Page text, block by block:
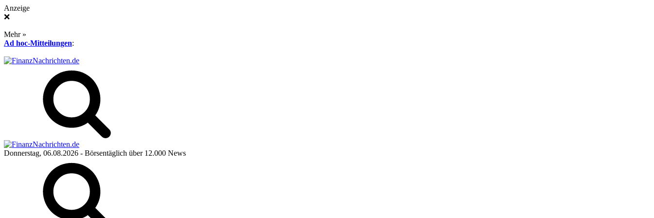
Anzeige
❌
Mehr »
Ad hoc-Mitteilungen:
Donnerstag, 06.08.2026 - Börsentäglich über 12.000 News